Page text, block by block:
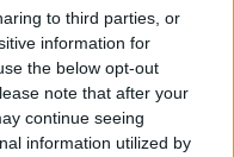
to third parties, or
information for
the below opt-out
note that after your
continue seeing
information utilized by
a…